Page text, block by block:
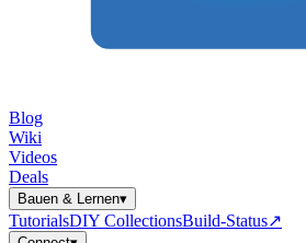
Blog
Wiki
Videos
Deals
Bauen & Lernen▾
TutorialsDIY CollectionsBuild-Status↗